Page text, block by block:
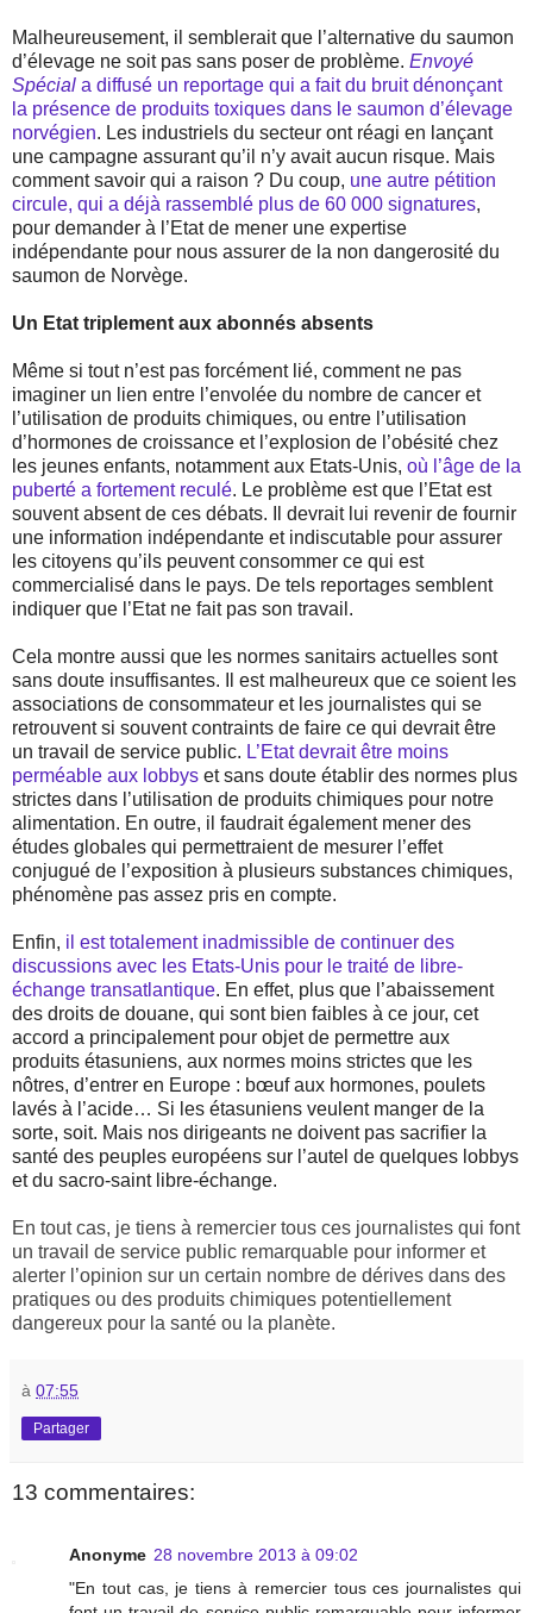
Malheureusement, il semblerait que l’alternative du saumon
d’élevage ne soit pas sans poser de problème. Envoyé
Spécial a diffusé un reportage qui a fait du bruit dénonçant
la présence de produits toxiques dans le saumon d’élevage
norvégien. Les industriels du secteur ont réagi en lançant
une campagne assurant qu’il n’y avait aucun risque. Mais
comment savoir qui a raison ? Du coup, une autre pétition
circule, qui a déjà rassemblé plus de 60 000 signatures,
pour demander à l’Etat de mener une expertise
indépendante pour nous assurer de la non dangerosité du
saumon de Norvège.
Un Etat triplement aux abonnés absents
Même si tout n’est pas forcément lié, comment ne pas
imaginer un lien entre l’envolée du nombre de cancer et
l’utilisation de produits chimiques, ou entre l’utilisation
d’hormones de croissance et l’explosion de l’obésité chez
les jeunes enfants, notamment aux Etats-Unis, où l’âge de la
puberté a fortement reculé. Le problème est que l’Etat est
souvent absent de ces débats. Il devrait lui revenir de fournir
une information indépendante et indiscutable pour assurer
les citoyens qu’ils peuvent consommer ce qui est
commercialisé dans le pays. De tels reportages semblent
indiquer que l’Etat ne fait pas son travail.
Cela montre aussi que les normes sanitairs actuelles sont
sans doute insuffisantes. Il est malheureux que ce soient les
associations de consommateur et les journalistes qui se
retrouvent si souvent contraints de faire ce qui devrait être
un travail de service public. L’Etat devrait être moins
perméable aux lobbys et sans doute établir des normes plus
strictes dans l’utilisation de produits chimiques pour notre
alimentation. En outre, il faudrait également mener des
études globales qui permettraient de mesurer l’effet
conjugué de l’exposition à plusieurs substances chimiques,
phénomène pas assez pris en compte.
Enfin, il est totalement inadmissible de continuer des
discussions avec les Etats-Unis pour le traité de libre-
échange transatlantique. En effet, plus que l’abaissement
des droits de douane, qui sont bien faibles à ce jour, cet
accord a principalement pour objet de permettre aux
produits étasuniens, aux normes moins strictes que les
nôtres, d’entrer en Europe : bœuf aux hormones, poulets
lavés à l’acide… Si les étasuniens veulent manger de la
sorte, soit. Mais nos dirigeants ne doivent pas sacrifier la
santé des peuples européens sur l’autel de quelques lobbys
et du sacro-saint libre-échange.
En tout cas, je tiens à remercier tous ces journalistes qui font
un travail de service public remarquable pour informer et
alerter l’opinion sur un certain nombre de dérives dans des
pratiques ou des produits chimiques potentiellement
dangereux pour la santé ou la planète.
à 07:55
Partager
13 commentaires:
Anonyme 28 novembre 2013 à 09:02
"En tout cas, je tiens à remercier tous ces journalistes qui